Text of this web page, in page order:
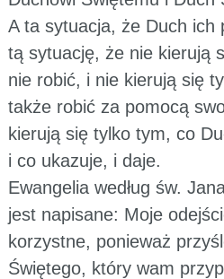
A ta sytuacja, że Duch ich
tą sytuację, że nie kierują
nie robić, i nie kierują się
także robić za pomocą
kierują się tylko tym, co
i co ukazuje, i daje.
Ewangelia według św.
jest napisane: Moje
korzystne, ponieważ
Świętego, który wam